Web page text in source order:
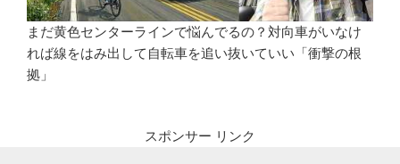
まだ黄色センターラインで悩んでるの？対向車がいなけ
れば線をはみ出して自転車を追い抜いていい「衝撃の根
拠」
スポンサー リンク